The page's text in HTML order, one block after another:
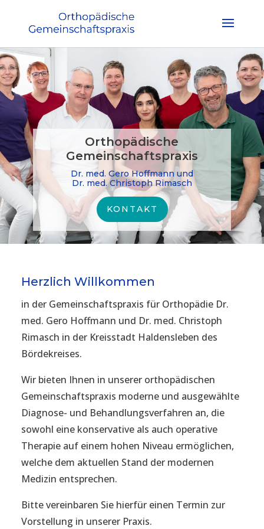
Orthopädische
Gemeinschaftspraxis
Dr. med. Gero Hoffmann und
Dr. med. Christoph Rimasch
KONTAKT
Herzlich Willkommen
in der Gemeinschaftspraxis für Orthopädie Dr.
med. Gero Hoffmann und Dr. med. Christoph
Rimasch in der Kreisstadt Haldensleben des
Bördekreises.
Wir bieten Ihnen in unserer orthopädischen
Gemeinschaftspraxis moderne und ausgewählte
Diagnose- und Behandlungsverfahren an, die
sowohl eine konservative als auch operative
Therapie auf einem hohen Niveau ermöglichen,
welche dem aktuellen Stand der modernen
Medizin entsprechen.
Bitte vereinbaren Sie hierfür einen Termin zur
Vorstellung in unserer Praxis.